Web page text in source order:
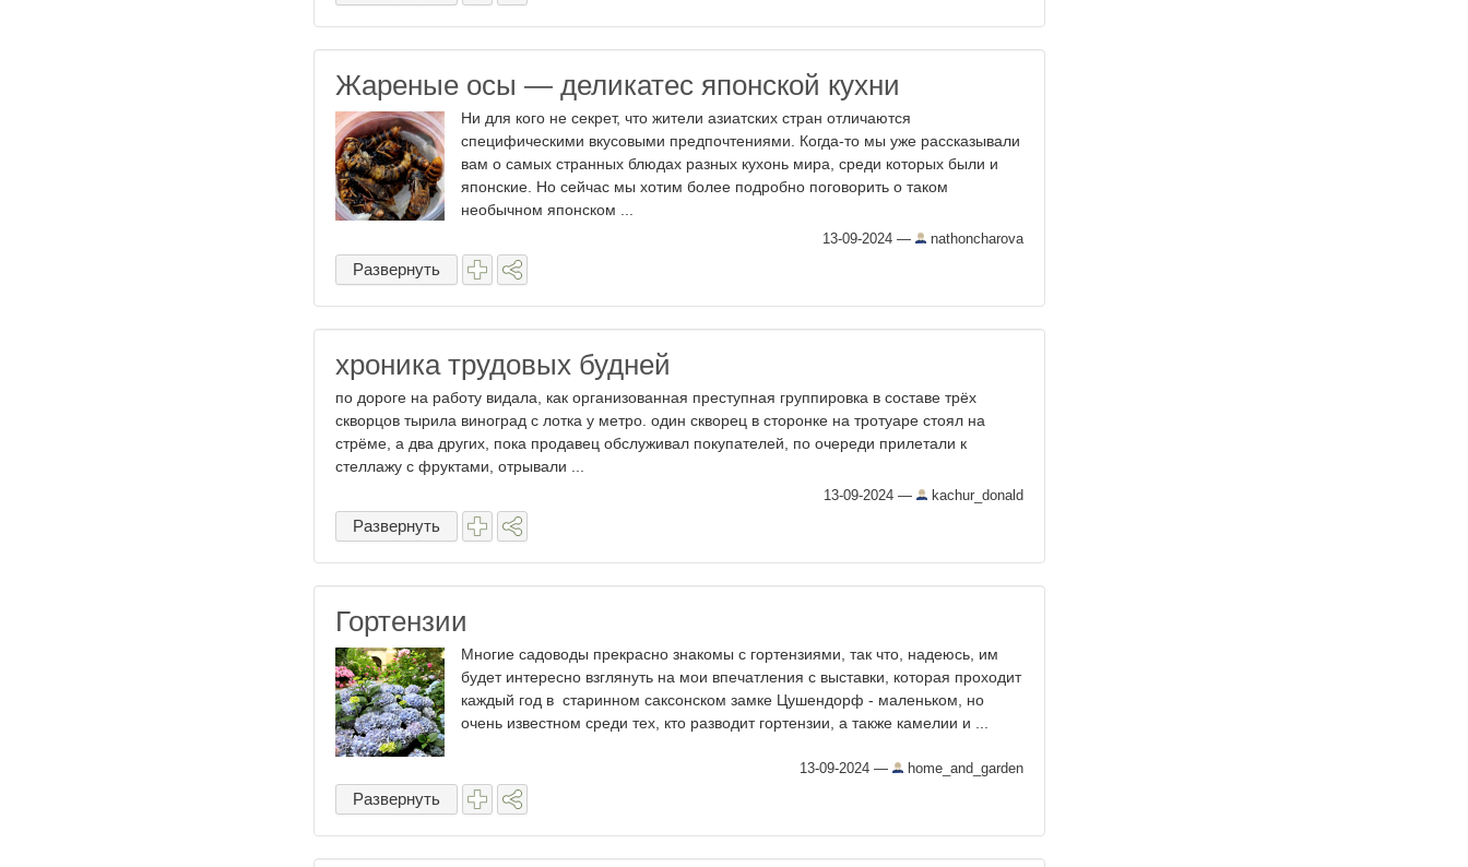
Жареные осы — деликатес японской кухни
Ни для кого не секрет, что жители азиатских стран отличаются
специфическими вкусовыми предпочтениями. Когда-то мы уже рассказывали
вам о самых странных блюдах разных кухонь мира, среди которых были и
японские. Но сейчас мы хотим более подробно поговорить о таком
необычном японском ...
13-09-2024 — nathoncharova
Развернуть
хроника трудовых будней
по дороге на работу видала, как организованная преступная группировка в составе трёх
скворцов тырила виноград с лотка у метро. один скворец в сторонке на тротуаре стоял на
стрёме, а два других, пока продавец обслуживал покупателей, по очереди прилетали к
стеллажу с фруктами, отрывали ...
13-09-2024 — kachur_donald
Развернуть
Гортензии
Многие садоводы прекрасно знакомы с гортензиями, так что, надеюсь, им
будет интересно взглянуть на мои впечатления с выставки, которая проходит
каждый год в старинном саксонском замке Цушендорф - маленьком, но
очень известном среди тех, кто разводит гортензии, а также камелии и ...
13-09-2024 — home_and_garden
Развернуть